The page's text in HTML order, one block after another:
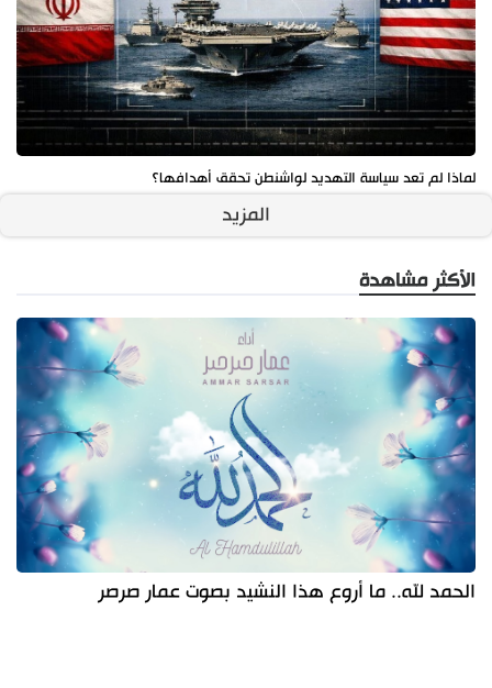
لماذا لم تعد سياسة التهديد لواشنطن تحقق أهدافها؟
المزيد
الأكثر مشاهدة
الحمد لله.. ما أروع هذا النشيد بصوت عمار صرصر